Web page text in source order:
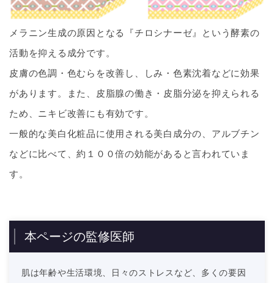
メラニン生成の原因となる『チロシナーゼ』という酵素の
活動を抑える成分です。
皮膚の色調・色むらを改善し、しみ・色素沈着などに効果
があります。また、皮脂腺の働き・皮脂分泌を抑えられる
ため、ニキビ改善にも有効です。
一般的な美白化粧品に使用される美白成分の、アルブチン
などに比べて、約１００倍の効能があると言われていま
す。
本ページの監修医師
肌は年齢や生活環境、日々のストレスなど、多くの要因